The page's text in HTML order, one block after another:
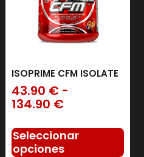
ISOPRIME CFM ISOLATE
43.90 € -
134.90 €
Seleccionar
opciones